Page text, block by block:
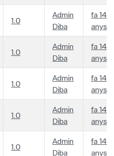
1.0
Admin
Diba
fa 14
anys
1.0
Admin
Diba
fa 14
anys
1.0
Admin
Diba
fa 14
anys
1.0
Admin
Diba
fa 14
anys
1.0
Admin
Diba
fa 14
anys